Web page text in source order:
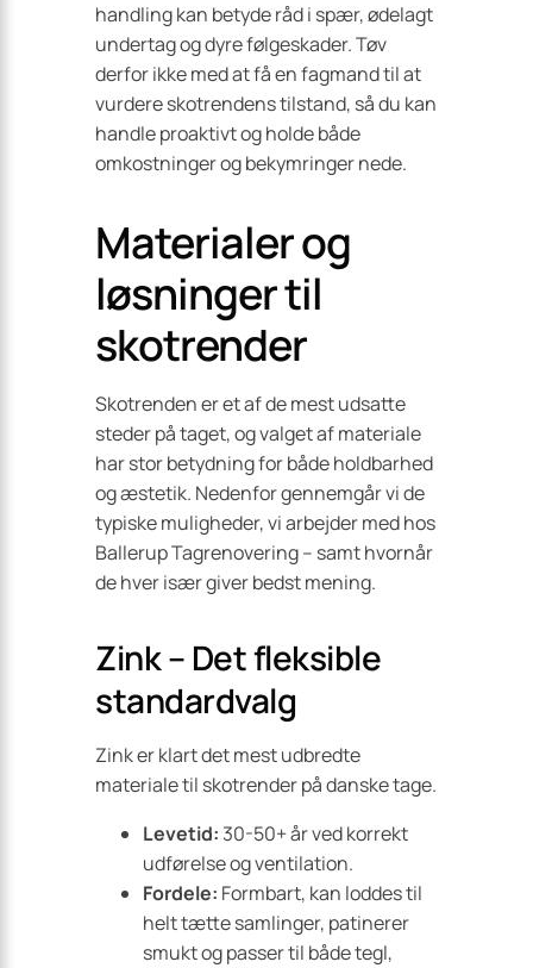
handling kan betyde råd i spær, ødelagt
undertag og dyre følgeskader. Tøv
derfor ikke med at få en fagmand til at
vurdere skotrendens tilstand, så du kan
handle proaktivt og holde både
omkostninger og bekymringer nede.
Materialer og
løsninger til
skotrender
Skotrenden er et af de mest udsatte
steder på taget, og valget af materiale
har stor betydning for både holdbarhed
og æstetik. Nedenfor gennemgår vi de
typiske muligheder, vi arbejder med hos
Ballerup Tagrenovering – samt hvornår
de hver især giver bedst mening.
Zink – Det fleksible
standardvalg
Zink er klart det mest udbredte
materiale til skotrender på danske tage.
Levetid: 30-50+ år ved korrekt
udførelse og ventilation.
Fordele: Formbart, kan loddes til
helt tætte samlinger, patinerer
smukt og passer til både tegl,